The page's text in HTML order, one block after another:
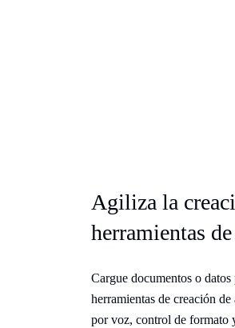
Agiliza la
herramientas
Cargue documentos o
herramientas de creación
por voz, control de formato